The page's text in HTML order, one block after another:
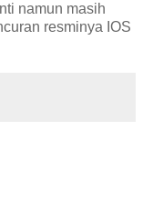
namun masih
resminya IOS